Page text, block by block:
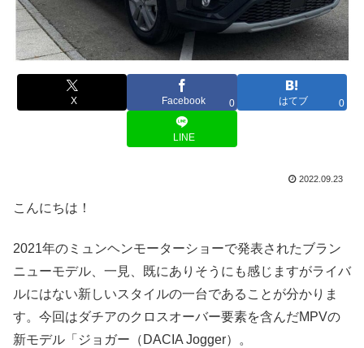
X Facebook 0 はてブ 0
LINE
2022.09.23
こんにちは！
2021年のミュンヘンモーターショーで発表されたブラン
ニューモデル、一見、既にありそうにも感じますがライバ
ルにはない新しいスタイルの一台であることが分かりま
す。今回はダチアのクロスオーバー要素を含んだMPVの
新モデル「ジョガー（DACIA Jogger）。